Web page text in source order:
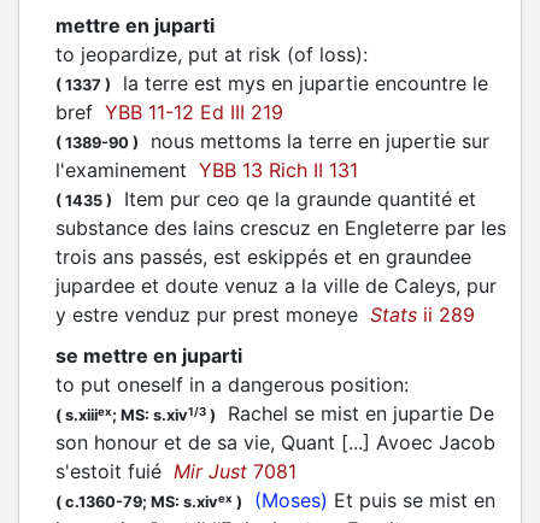
mettre en juparti
to jeopardize, put at risk (of loss):
( 1337 )
la terre est mys en jupartie encountre le
bref YBB 11-12 Ed III 219
( 1389-90 )
nous mettoms la terre en jupertie sur
l'examinement YBB 13 Rich II 131
( 1435 )
Item pur ceo qe la graunde quantité et
substance des lains crescuz en Engleterre par les
trois ans passés, est eskippés et en graundee
jupardee et doute venuz a la ville de Caleys, pur
y estre venduz pur prest moneye Stats ii 289
se mettre en juparti
to put oneself in a dangerous position:
( s.xiiiex; MS: s.xiv1/3 )
Rachel se mist en jupartie De
son honour et de sa vie, Quant [...] Avoec Jacob
s'estoit fuié Mir Just 7081
( c.1360-79; MS: s.xivex ) (Moses) Et puis se mist en